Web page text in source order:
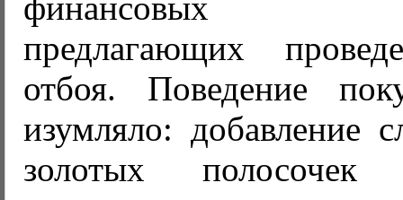
финансовых
предлагающих
отбоя. Поведение
изумляло: добавление
золотых